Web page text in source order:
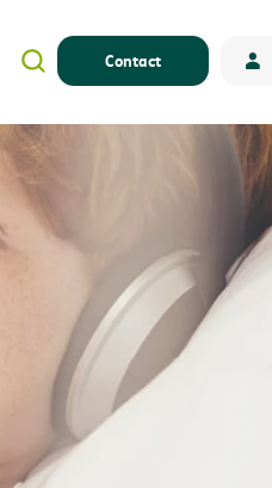
Contact